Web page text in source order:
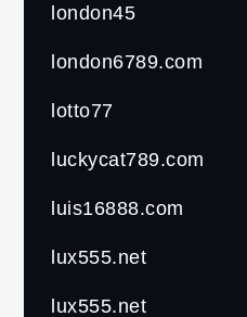
london45
london6789.com
lotto77
luckycat789.com
luis16888.com
lux555.net
lux555.net